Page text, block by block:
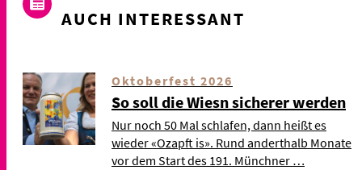
AUCH INTERESSANT
Oktoberfest 2026
So soll die Wiesn sicherer werden
Nur noch 50 Mal schlafen, dann heißt es
wieder «Ozapft is». Rund anderthalb Monate
vor dem Start des 191. Münchner …